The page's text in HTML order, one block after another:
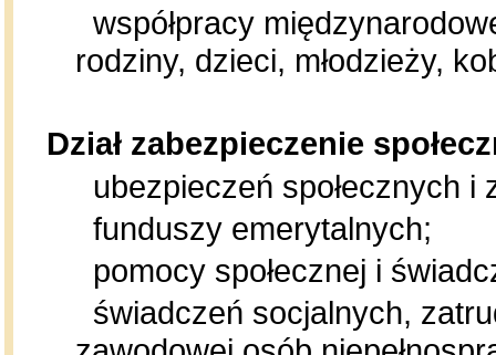
współpracy
rodziny, dzieci, młodzieży,
Dział zabezpieczenie
ubezpieczeń społecznych i
funduszy emerytalnych;
pomocy społecznej i
świadczeń socjalnych,